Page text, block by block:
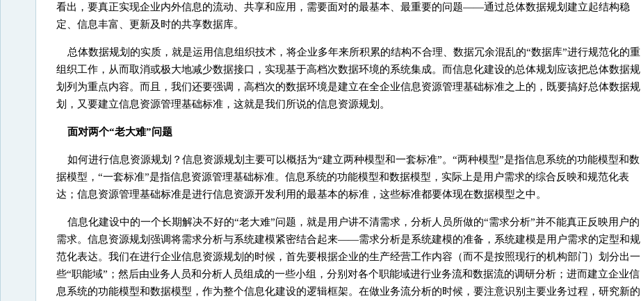
看出，要真正实现企业内外信息的流动、共享和应用，需要面对的最基本、最重要的问题——通过总体数据规划建立起结构稳
定、信息丰富、更新及时的共享数据库。
总体数据规划的实质，就是运用信息组织技术，将企业多年来所积累的结构不合理、数据冗余混乱的“数据库”进行规范化的重
组织工作，从而取消或极大地减少数据接口，实现基于高档次数据环境的系统集成。而信息化建设的总体规划应该把总体数据规
划列为重点内容。而且，我们还要强调，高档次的数据环境是建立在全企业信息资源管理基础标准之上的，既要搞好总体数据规
划，又要建立信息资源管理基础标准，这就是我们所说的信息资源规划。
面对两个“老大难”问题
如何进行信息资源规划？信息资源规划主要可以概括为“建立两种模型和一套标准”。“两种模型”是指信息系统的功能模型和数
据模型，“一套标准”是指信息资源管理基础标准。信息系统的功能模型和数据模型，实际上是用户需求的综合反映和规范化表
达；信息资源管理基础标准是进行信息资源开发利用的最基本的标准，这些标准都要体现在数据模型之中。
信息化建设中的一个长期解决不好的“老大难”问题，就是用户讲不清需求，分析人员所做的“需求分析”并不能真正反映用户的
需求。信息资源规划强调将需求分析与系统建模紧密结合起来——需求分析是系统建模的准备，系统建模是用户需求的定型和规
范化表达。我们在进行企业信息资源规划的时候，首先要根据企业的生产经营工作内容（而不是按照现行的机构部门）划分出一
些“职能域”；然后由业务人员和分析人员组成的一些小组，分别对各个职能域进行业务流和数据流的调研分析；进而建立企业信
息系统的功能模型和数据模型，作为整个信息化建设的逻辑框架。在做业务流分析的时候，要注意识别主要业务过程，研究新的